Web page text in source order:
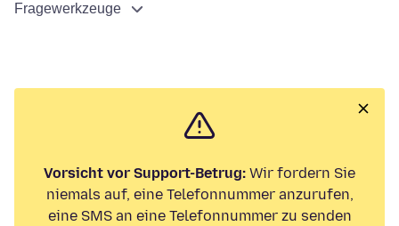
Fragewerkzeuge
Vorsicht vor Support-Betrug: Wir fordern Sie
niemals auf, eine Telefonnummer anzurufen,
eine SMS an eine Telefonnummer zu senden